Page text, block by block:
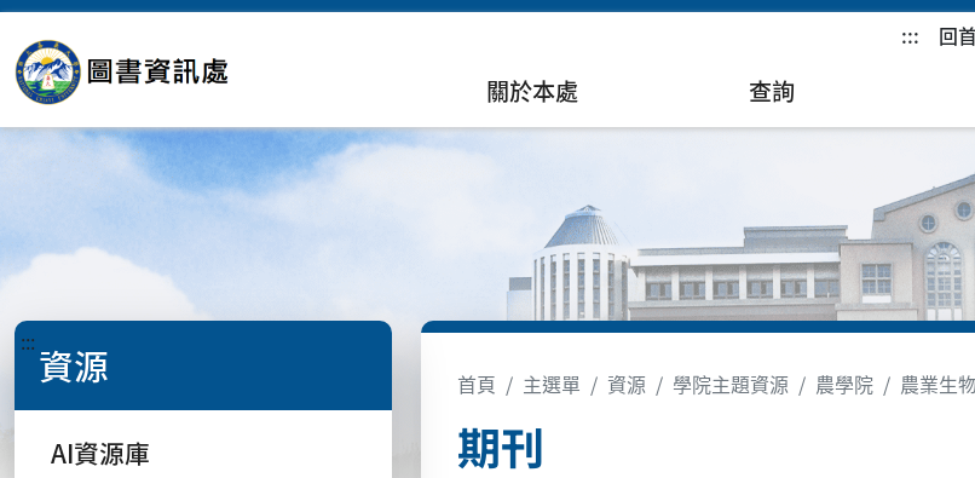
::: 回
關於本處 查詢
::: 資源
AI資源庫
首頁 主選單 資源 學院主題資源 農學院 農業生
期刊